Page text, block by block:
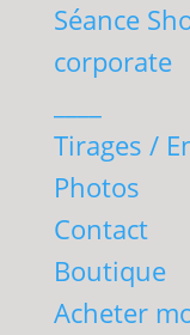
Séance
corporate
Tirages /
Photos
Contact
Boutique
Acheter